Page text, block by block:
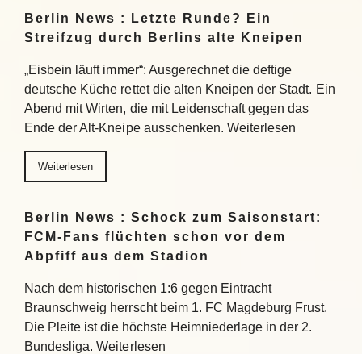
Berlin News : Letzte Runde? Ein
Streifzug durch Berlins alte Kneipen
„Eisbein läuft immer“: Ausgerechnet die deftige
deutsche Küche rettet die alten Kneipen der Stadt. Ein
Abend mit Wirten, die mit Leidenschaft gegen das
Ende der Alt-Kneipe ausschenken. Weiterlesen
Weiterlesen
Berlin News : Schock zum Saisonstart:
FCM-Fans flüchten schon vor dem
Abpfiff aus dem Stadion
Nach dem historischen 1:6 gegen Eintracht
Braunschweig herrscht beim 1. FC Magdeburg Frust.
Die Pleite ist die höchste Heimniederlage in der 2.
Bundesliga. Weiterlesen